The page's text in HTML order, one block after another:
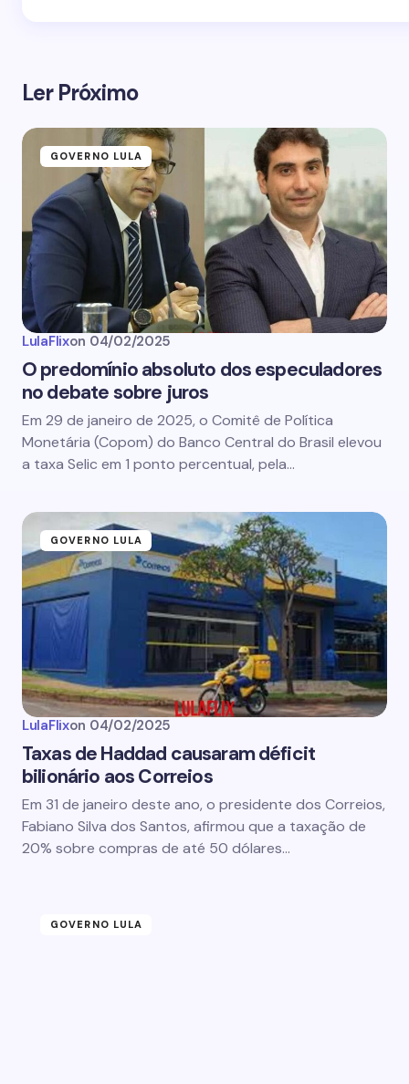
Ler Próximo
GOVERNO LULA
LulaFlixon 04/02/2025
O predomínio absoluto dos especuladores
no debate sobre juros
Em 29 de janeiro de 2025, o Comitê de Política
Monetária (Copom) do Banco Central do Brasil elevou
a taxa Selic em 1 ponto percentual, pela…
GOVERNO LULA
LulaFlixon 04/02/2025
Taxas de Haddad causaram déficit
bilionário aos Correios
Em 31 de janeiro deste ano, o presidente dos Correios,
Fabiano Silva dos Santos, afirmou que a taxação de
20% sobre compras de até 50 dólares…
GOVERNO LULA